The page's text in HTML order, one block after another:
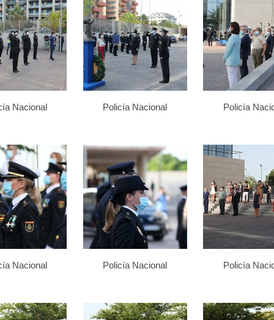
Nacional Policía Nacional Policía
Nacional Policía Nacional Policía